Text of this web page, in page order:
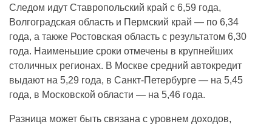
Следом идут Ставропольский край с 6,59 года,
Волгоградская область и Пермский край — по 6,34
года, а также Ростовская область с результатом 6,30
года. Наименьшие сроки отмечены в крупнейших
столичных регионах. В Москве средний автокредит
выдают на 5,29 года, в Санкт-Петербурге — на 5,45
года, в Московской области — на 5,46 года.
Разница может быть связана с уровнем доходов,